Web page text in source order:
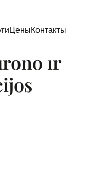
ЦеныКонтакты
ir